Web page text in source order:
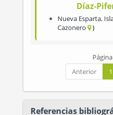
Díaz-
Nueva Esparta,
Cazonero
Anterior
1
Referencias